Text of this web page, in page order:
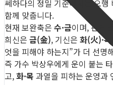
쎄하다의 정밀 기준에서는 오
함께 맞춥니다.
현재 보완축은 수·금이며, 판단
희신은 금(金), 기신은 화(火)·
엇을 피해야 하는지”가 더 선명
즉 가수 박상우에게 운이 붙는
고,화·목 과열을 피하는 운영과